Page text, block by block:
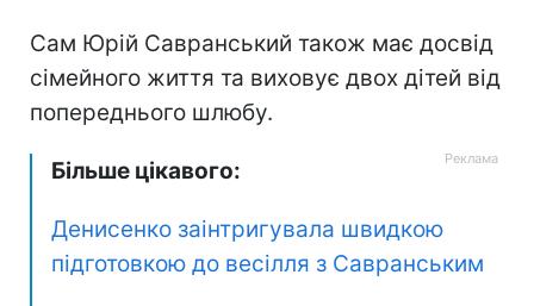
Сам Юрій Савранський також має досвід
сімейного життя та виховує двох дітей від
попереднього шлюбу.
Більше цікавого:
Денисенко заінтригувала швидкою
підготовкою до весілля з Савранським